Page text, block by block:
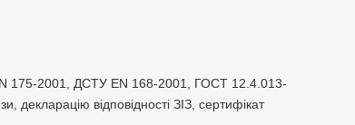
175-2001, ДСТУ EN 168-2001, ГОСТ 12.4.013-
декларацію відповідності ЗІЗ, сертифікат